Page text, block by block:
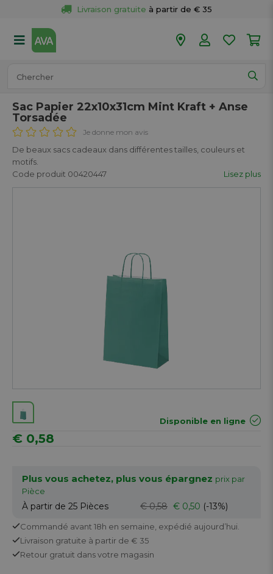
Livraison gratuite à partir de € 35
50 magasins
Sac Papier 22x10x31cm Mint Kraft + Anse
Torsadée
Je donne mon avis
De beaux sacs cadeaux dans différentes tailles, couleurs et
motifs.
Code produit 00420447
Lisez plus
Disponible en ligne
€ 0,58
Plus vous achetez, plus vous épargnez prix par
Pièce
À partir de 25 Pièces € 0,58 € 0,50 (-13%)
Commandé avant 18h en semaine, expédié aujourd’hui.
Livraison gratuite à partir de € 35
Retour gratuit dans votre magasin